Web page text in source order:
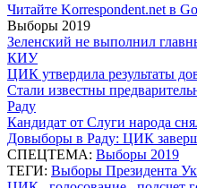
Читайте Korrespondent.net в
Выборы 2019
Зеленский не выполнил
КИУ
ЦИК утвердила результаты
Стали известны
Раду
Кандидат от Слуги народа
Довыборы в Раду: ЦИК
СПЕЦТЕМА: Выборы 2019
ТЕГИ: Выборы Президента